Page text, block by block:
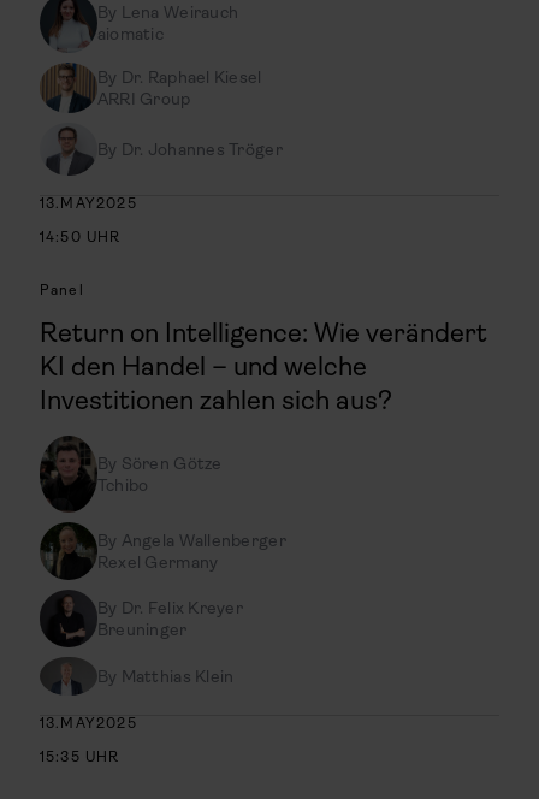
By Lena Weirauch
aiomatic
By Dr. Raphael Kiesel
ARRI Group
By Dr. Johannes Tröger
13. MAY2025
14:50 UHR
Panel
Return on Intelligence: Wie verändert
KI den Handel – und welche
Investitionen zahlen sich aus?
By Sören Götze
Tchibo
By Angela​​​​ Wallenberger
Rexel Germany
By Dr. Felix Kreyer
Breuninger
By Matthias Klein
13. MAY2025
15:35 UHR